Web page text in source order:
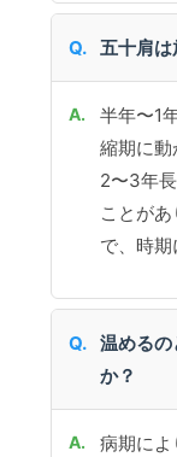
五十肩は
半年〜1
縮期に動
2〜3年
ことが
で、時期
温める
か？
病期に